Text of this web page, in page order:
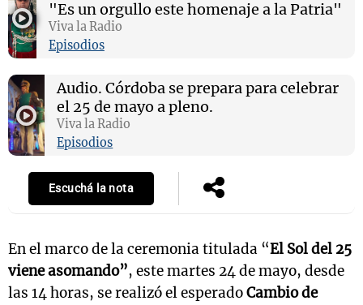
"Es un orgullo este homenaje a la Patria"
Viva la Radio
Episodios
Audio. Córdoba se prepara para celebrar
el 25 de mayo a pleno.
Viva la Radio
Episodios
Escuchá la nota
En el marco de la ceremonia titulada “El Sol del 25
viene asomando”, este martes 24 de mayo, desde
las 14 horas, se realizó el esperadoCambio de